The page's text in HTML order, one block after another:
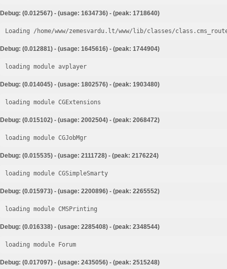
Debug: (0.012567) - (usage: 1634736) - (peak: 1718640)
Loading /home/www/zemesvardu.lt/www/lib/classes/
Debug: (0.012881) - (usage: 1645616) - (peak: 1744904)
loading module avplayer
Debug: (0.014045) - (usage: 1802576) - (peak: 1903480)
loading module CGExtensions
Debug: (0.015102) - (usage: 2002504) - (peak: 2068472)
loading module CGJobMgr
Debug: (0.015535) - (usage: 2111728) - (peak: 2176224)
loading module CGSimpleSmarty
Debug: (0.015973) - (usage: 2200896) - (peak: 2265552)
loading module CMSPrinting
Debug: (0.016338) - (usage: 2285408) - (peak: 2348544)
loading module Forum
Debug: (0.017097) - (usage: 2435056) - (peak: 2515248)